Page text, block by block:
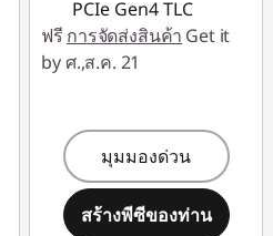
PCIe Gen4 TLC
ฟรี การจัดส่งสินค้า Get it
by ศ.,ส.ค. 21
มุมมองด่วน
สร้างพีซีของท่าน